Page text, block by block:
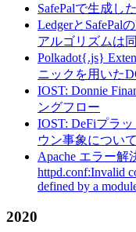
SafePalで生成し
LedgerとSafePal
アルゴリズムは
Polkadot{.js}
ニックを用いた
IOST: Donnie
ングフロー
IOST: DeFiプラ
ウン事象につい
Apache エラー解
httpd.conf:Invalid
defined by a
2020